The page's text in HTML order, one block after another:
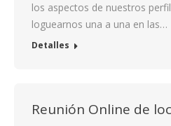
los aspectos de nuestros
loguearnos una a una en las…
Detalles
Reunión Online de